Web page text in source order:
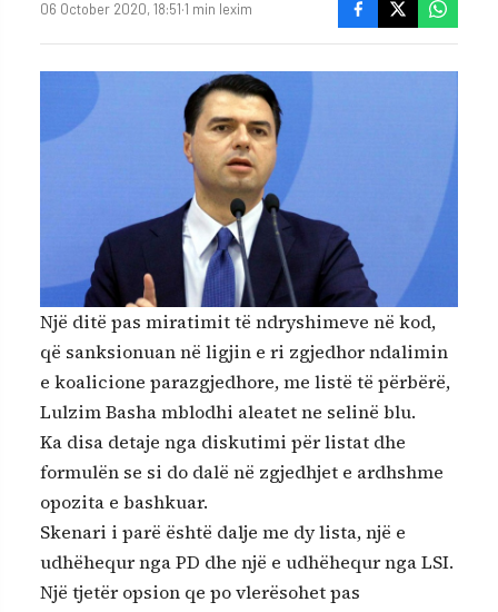
06 October 2020, 18:51·1 min lexim
Një ditë pas miratimit të ndryshimeve në kod,
që sanksionuan në ligjin e ri zgjedhor ndalimin
e koalicione parazgjedhore, me listë të përbërë,
Lulzim Basha mblodhi aleatet ne selinë blu.
Ka disa detaje nga diskutimi për listat dhe
formulën se si do dalë në zgjedhjet e ardhshme
opozita e bashkuar.
Skenari i parë është dalje me dy lista, një e
udhëhequr nga PD dhe një e udhëhequr nga LSI.
Një tjetër opsion qe po vlerësohet pas